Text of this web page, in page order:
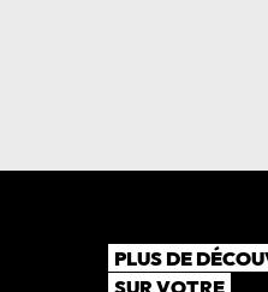
PLUS DE
SUR VOTRE